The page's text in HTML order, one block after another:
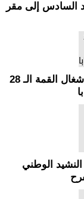
السادس إلى مقر
فيديو .. خطاب الملك محمد السادس في أشغال القمة الـ 28
الوطني